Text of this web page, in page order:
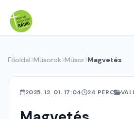
Főoldal Műsorok Műsor Magvetés
2025. 12. 01. 17:04 24 PERC